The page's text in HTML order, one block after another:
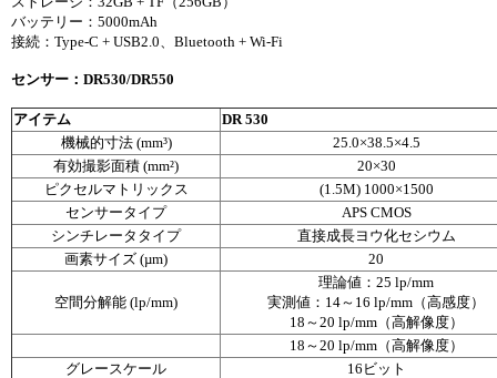
バッテリー：5000mAh
接続：Type-C + USB2.0、Bluetooth + Wi-Fi
センサー：DR530/DR550
アイテム
DR 530
機械的寸法 (mm³)
25.0×38.5×4.5
有効撮影面積 (mm²)
20×30
ピクセルマトリックス
(1.5M) 1000×1500
センサータイプ
APS CMOS
シンチレータタイプ
直接成長ヨウ化セシウム
画素サイズ (µm)
20
空間分解能 (lp/mm)
理論値：25 lp/mm
実測値：14～16 lp/mm（高感度）
18～20 lp/mm（高解像度）
18～20 lp/mm（高解像度）
グレースケール
16ビット